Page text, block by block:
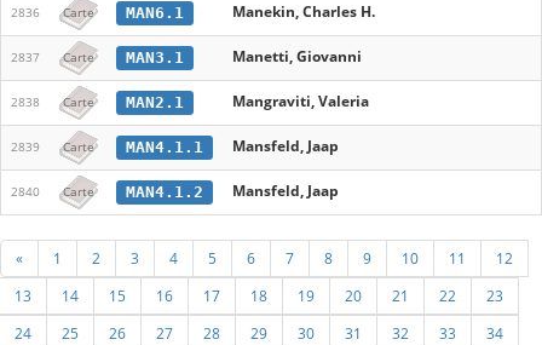
2836 Carte MAN6.1 Manekin, Charles H.
2837 Carte MAN3.1 Manetti, Giovanni
2838 Carte MAN2.1 Mangraviti, Valeria
2839 Carte MAN4.1.1 Mansfeld, Jaap
2840 Carte MAN4.1.2 Mansfeld, Jaap
« 1 2 3 4 5 6 7 8 9 10 11
12
13
14 15 16 17 18 19 20 21 22
23
24
25 26 27 28 29 30 31 32 33
34